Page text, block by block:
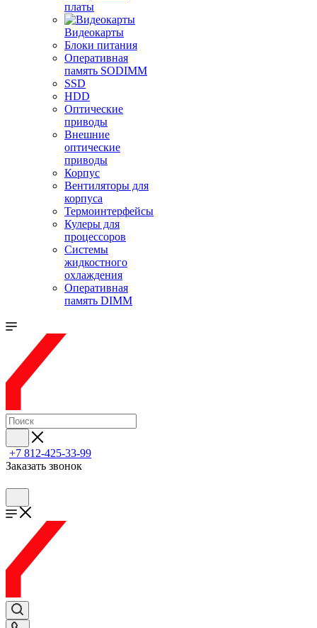
платы
Видеокарты
Блоки питания
Оперативная
память SODIMM
SSD
HDD
Оптические
приводы
Внешние
оптические
приводы
Корпус
Вентиляторы для
корпуса
Термоинтерфейсы
Кулеры для
процессоров
Системы
жидкостного
охлаждения
Оперативная
память DIMM
+7 812-425-33-99
Заказать звонок